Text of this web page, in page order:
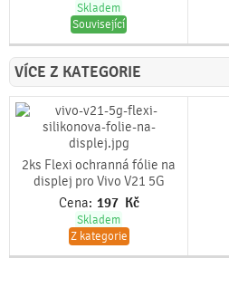
Skladem
Související
VÍCE Z KATEGORIE
2ks Flexi ochranná fólie na
displej pro Vivo V21 5G
Cena: 197 Kč
Skladem
Z kategorie